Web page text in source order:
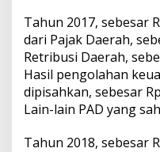
2
0
2
1
Tahun 2017, sebesar
dari Pajak Daerah,
Retribusi Daerah,
Hasil pengolahan
dipisahkan, sebesar
Lain-lain PAD yang
Tahun 2018, sebesar